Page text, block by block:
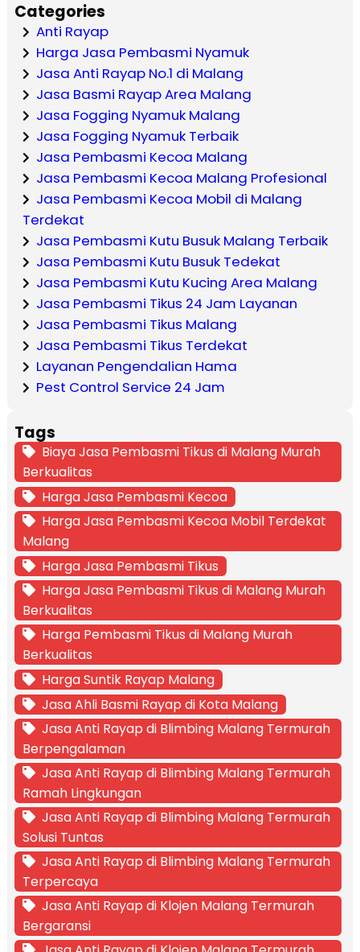
Categories
Anti Rayap
Harga Jasa Pembasmi Nyamuk
Jasa Anti Rayap No.1 di Malang
Jasa Basmi Rayap Area Malang
Jasa Fogging Nyamuk Malang
Jasa Fogging Nyamuk Terbaik
Jasa Pembasmi Kecoa Malang
Jasa Pembasmi Kecoa Malang Profesional
Jasa Pembasmi Kecoa Mobil di Malang
Terdekat
Jasa Pembasmi Kutu Busuk Malang Terbaik
Jasa Pembasmi Kutu Busuk Tedekat
Jasa Pembasmi Kutu Kucing Area Malang
Jasa Pembasmi Tikus 24 Jam Layanan
Jasa Pembasmi Tikus Malang
Jasa Pembasmi Tikus Terdekat
Layanan Pengendalian Hama
Pest Control Service 24 Jam
Tags
Biaya Jasa Pembasmi Tikus di Malang Murah
Berkualitas
Harga Jasa Pembasmi Kecoa
Harga Jasa Pembasmi Kecoa Mobil Terdekat
Malang
Harga Jasa Pembasmi Tikus
Harga Jasa Pembasmi Tikus di Malang Murah
Berkualitas
Harga Pembasmi Tikus di Malang Murah
Berkualitas
Harga Suntik Rayap Malang
Jasa Ahli Basmi Rayap di Kota Malang
Jasa Anti Rayap di Blimbing Malang Termurah
Berpengalaman
Jasa Anti Rayap di Blimbing Malang Termurah
Ramah Lingkungan
Jasa Anti Rayap di Blimbing Malang Termurah
Solusi Tuntas
Jasa Anti Rayap di Blimbing Malang Termurah
Terpercaya
Jasa Anti Rayap di Klojen Malang Termurah
Bergaransi